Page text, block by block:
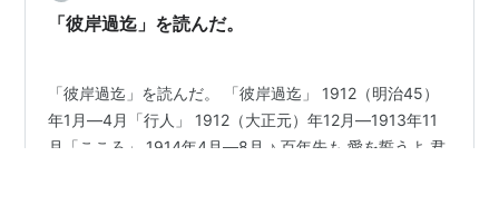
たばかりでまだ働き口を見つけていない敬太郎が、同じ
「彼岸過迄」を読んだ。